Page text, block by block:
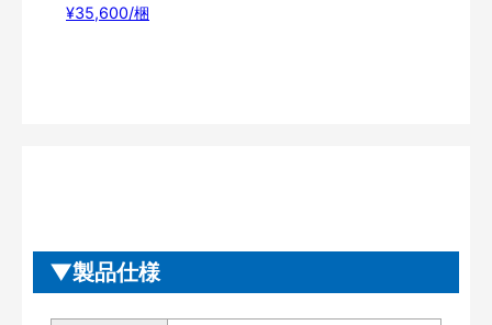
¥35,600/梱
製品仕様